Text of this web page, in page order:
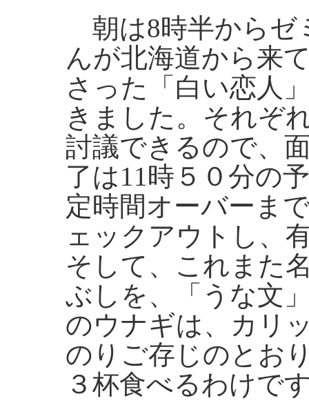
朝は8時半からゼ
んが北海道から来
さった「白い恋人
きました。それぞ
討議できるので、
了は11時５０分の
定時間オーバーま
ェックアウトし、
そして、これまた
ぶしを、「うな文
のウナギは、カリ
のりご存じのとお
３杯食べるわけで